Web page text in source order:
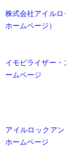
株式会社アイル
ホームページ）
イモビライザー
ームページ
アイルロックア
ホームページ